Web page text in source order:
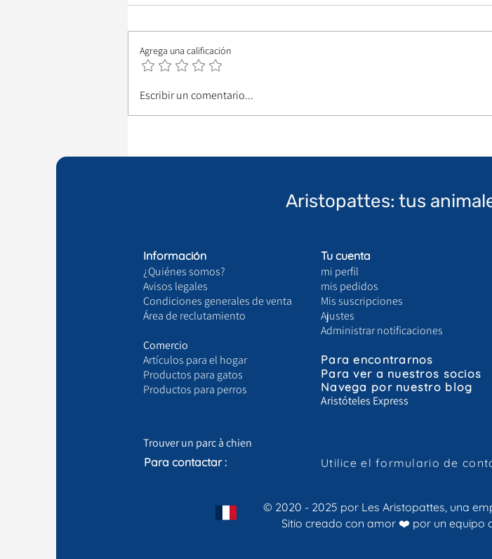
Agrega una calificación
Escribir un comentario...
Aristopattes: tus
Información
¿Quiénes somos?
Avisos legales
Condiciones generales de venta
Área de reclutamiento
Comercio
Artículos para el hogar
Productos para gatos
Productos para perros
Tu cuenta
mi perfil
mis pedidos
Mis suscripciones
Ajustes
Administrar notificaciones
Paraencontrarnos
Para ver a nuestros socios
Navega por nuestro blog
Aristóteles Express
Trouver un parc à chien
Para contactar : Utilice el formulario de
© 2020 - 2025 por Les Aristopattes, una
Sitio creado con amor ❤️ por un equipo